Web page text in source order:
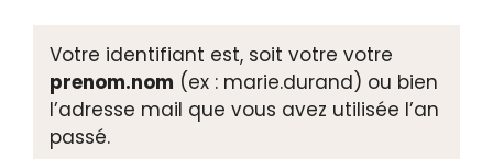
Votre identifiant est, soit votre votre
prenom.nom (ex : marie.durand) ou bien
l’adresse mail que vous avez utilisée l’an
passé.